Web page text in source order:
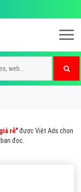
rẻ"được Việt Ads chọn
đọc.